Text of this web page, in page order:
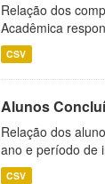
Relação dos
Acadêmica
CSV
Alunos
Relação dos
ano e período de
CSV